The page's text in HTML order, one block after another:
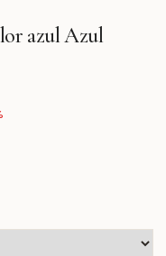
azul Azul